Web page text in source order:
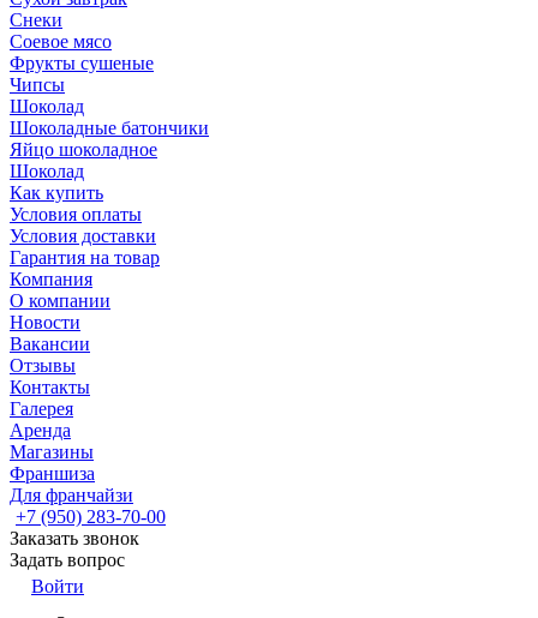
Снеки
Соевое мясо
Фрукты сушеные
Чипсы
Шоколад
Шоколадные батончики
Яйцо шоколадное
Шоколад
Как купить
Условия оплаты
Условия доставки
Гарантия на товар
Компания
О компании
Новости
Вакансии
Отзывы
Контакты
Галерея
Аренда
Магазины
Франшиза
Для франчайзи
+7 (950) 283-70-00
Заказать звонок
Задать вопрос
Войти